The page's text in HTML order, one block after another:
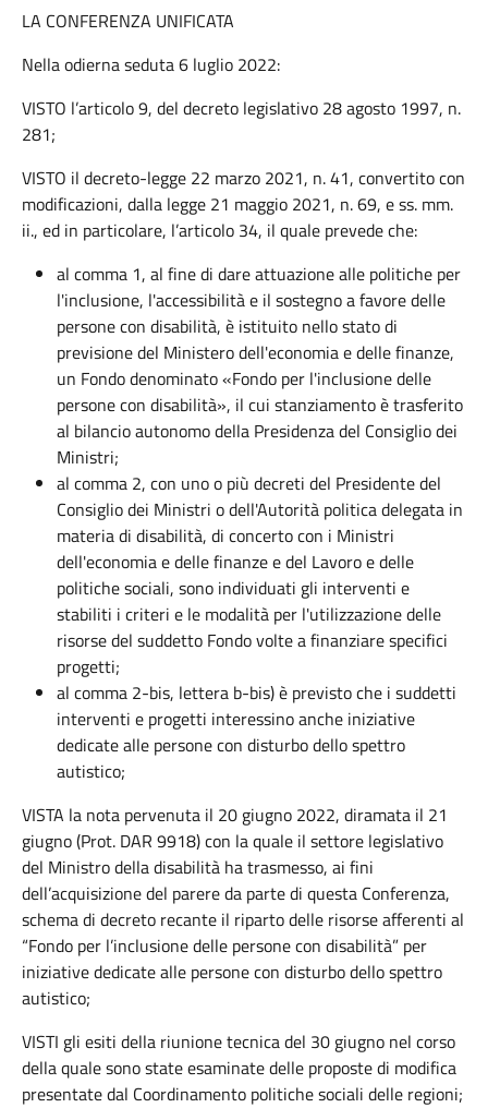
LA CONFERENZA UNIFICATA
Nella odierna seduta 6 luglio 2022:
VISTO l’articolo 9, del decreto legislativo 28 agosto 1997, n.
281;
VISTO il decreto-legge 22 marzo 2021, n. 41, convertito con
modificazioni, dalla legge 21 maggio 2021, n. 69, e ss. mm.
ii., ed in particolare, l’articolo 34, il quale prevede che:
al comma 1, al fine di dare attuazione alle politiche per
l'inclusione, l'accessibilità e il sostegno a favore delle
persone con disabilità, è istituito nello stato di
previsione del Ministero dell'economia e delle finanze,
un Fondo denominato «Fondo per l'inclusione delle
persone con disabilità», il cui stanziamento è trasferito
al bilancio autonomo della Presidenza del Consiglio dei
Ministri;
al comma 2, con uno o più decreti del Presidente del
Consiglio dei Ministri o dell'Autorità politica delegata in
materia di disabilità, di concerto con i Ministri
dell'economia e delle finanze e del Lavoro e delle
politiche sociali, sono individuati gli interventi e
stabiliti i criteri e le modalità per l'utilizzazione delle
risorse del suddetto Fondo volte a finanziare specifici
progetti;
al comma 2-bis, lettera b-bis)è previsto che i suddetti
interventi e progetti interessino anche iniziative
dedicate alle persone con disturbo dello spettro
autistico;
VISTA la nota pervenuta il 20 giugno 2022, diramata il 21
giugno (Prot. DAR 9918)con la quale il settore legislativo
del Ministro della disabilità ha trasmesso, ai fini
dell’acquisizione del parere da partedi questa Conferenza,
schema di decreto recante il riparto delle risorse afferenti al
“Fondo per l’inclusione delle persone con disabilità” per
iniziative dedicate alle persone con disturbo dello spettro
autistico;
VISTI gli esiti della riunione tecnica del 30 giugno nel corso
della quale sono state esaminate delle proposte di modifica
presentate dal Coordinamento politiche sociali delle regioni;